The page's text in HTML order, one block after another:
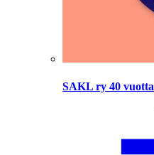
SAKL ry 40 vuotta